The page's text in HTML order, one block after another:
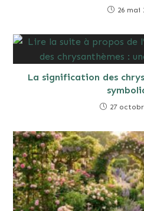
26 mai
La signification des
27